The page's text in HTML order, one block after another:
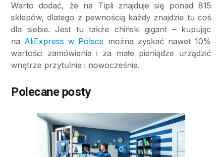
Warto dodać, że na Tipli znajduje się ponad 815
sklepów, dlatego z pewnością każdy znajdzie tu coś
dla siebie. Jest tu także chiński gigant – kupując
na AliExpress w Polsce można zyskać nawet 10%
wartości zamówienia i za małe pieniądze urządzić
wnętrze przytulnie i nowocześnie.
Polecane posty